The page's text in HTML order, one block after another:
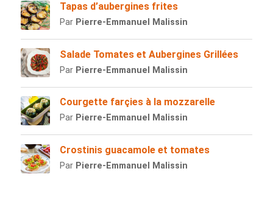
Tapas d’aubergines frites
Par Pierre-Emmanuel Malissin
Salade Tomates et Aubergines Grillées
Par Pierre-Emmanuel Malissin
Courgette farçies à la mozzarelle
Par Pierre-Emmanuel Malissin
Crostinis guacamole et tomates
Par Pierre-Emmanuel Malissin